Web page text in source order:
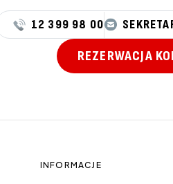
12 399 98 00
REZERWACJA
INFORMACJE